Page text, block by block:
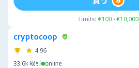
Limits: €100 - €10,000
cryptocoop
4.96
33.6k取引 online